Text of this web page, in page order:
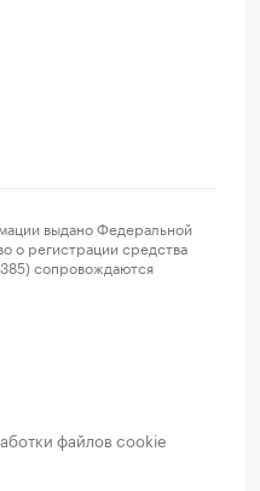
выдано Федеральной
о регистрации средства
сопровождаются
файлов cookie